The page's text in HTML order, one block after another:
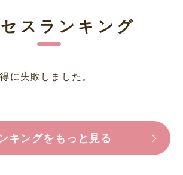
スランキング
に失敗しました。
キングをもっと見る